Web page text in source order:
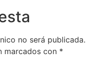
no será publicada.
marcados con *